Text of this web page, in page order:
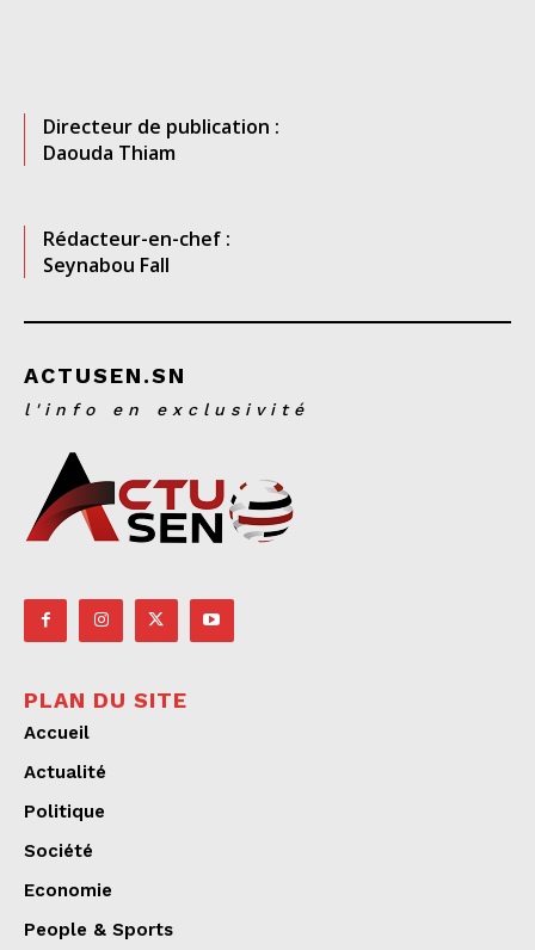
Directeur de publication :
Daouda Thiam
Rédacteur-en-chef :
Seynabou Fall
ACTUSEN.SN
l'info en exclusivité
PLAN DU SITE
Accueil
Actualité
Politique
Société
Economie
People & Sports